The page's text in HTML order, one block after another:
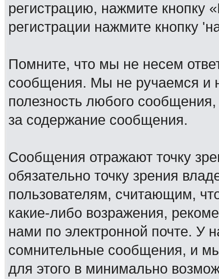
регистрацию, нажмите кнопку
регистрации нажмите кнопку
Помните, что мы не несем
сообщения. Мы не ручаемся и
полезность любого
за содержание сообщения.
Сообщения отражают точку
обязательно точку зрения
пользователям, считающим,
какие-либо возражения,
нами по электронной почте. У
сомнительные сообщения, и
для этого в минимально